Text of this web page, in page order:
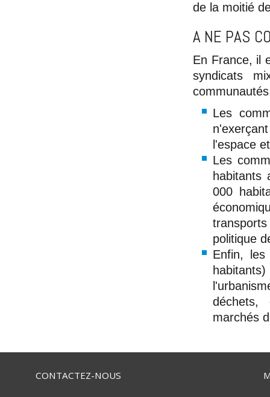
de la moitié
A NE PAS
En France, il
syndicats
Les
l'espace
Les
habitants
000
politique
Enfin, les
déchets,
marchés
CONTACTEZ-NOUS